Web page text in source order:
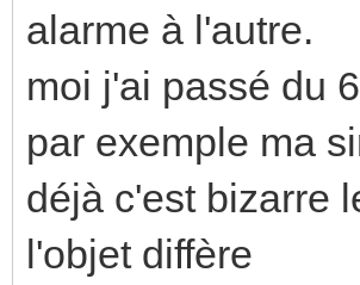
alarme à l'autre.
moi j'ai passé du
par exemple ma
déjà c'est bizarre
l'objet diffère